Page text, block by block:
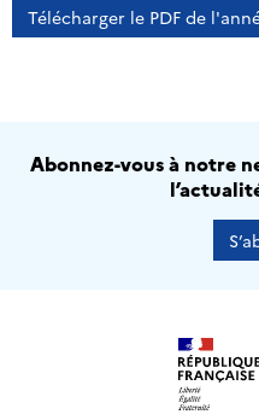
Télécharger le PDF de
Abonnez-vous à notre